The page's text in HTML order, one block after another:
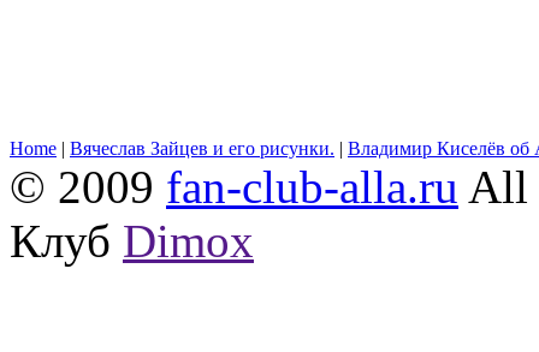
Home | Вячеслав Зайцев и его рисунки. | Владимир Киселёв об
© 2009 fan-club-alla.ru All
Клуб Dimox